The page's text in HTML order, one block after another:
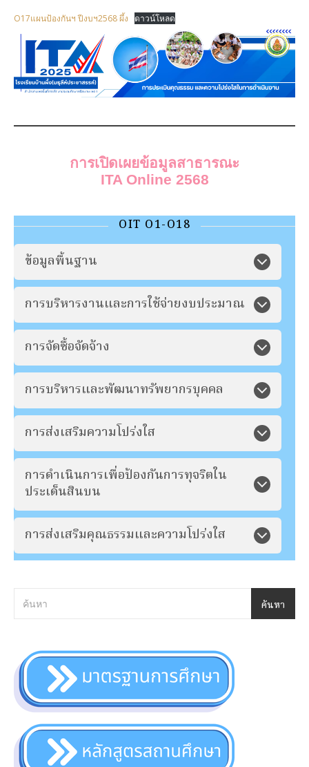
O17แผนป้องกันฯ ปีงบฯ2568 ผึ้ง ดาวน์โหลด
การเปิดเผยข้อมูลสาธารณะ
ITA Online 2568
OIT O1-O18
ข้อมูลพื้นฐาน
การบริหารงานและการใช้จ่ายงบประมาณ
การจัดซื้อจัดจ้าง
การบริหารและพัฒนาทรัพยากรบุคคล
การส่งเสริมความโปร่งใส
การดำเนินการเพื่อป้องกันการทุจริตใน
ประเด็นสินบน
การส่งเสริมคุณธรรมและความโปร่งใส
ค้นหา